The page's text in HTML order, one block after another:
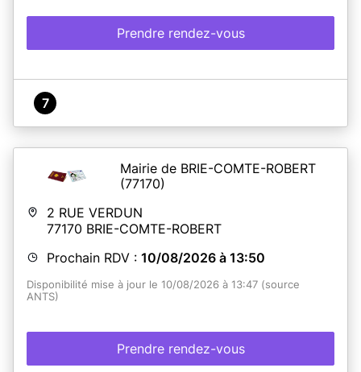
Prendre rendez-vous
7
Mairie de BRIE-COMTE-ROBERT
(77170)
2 RUE VERDUN
77170 BRIE-COMTE-ROBERT
Prochain RDV : 10/08/2026 à 13:50
Disponibilité mise à jour le 10/08/2026 à 13:47 (source
ANTS)
Prendre rendez-vous